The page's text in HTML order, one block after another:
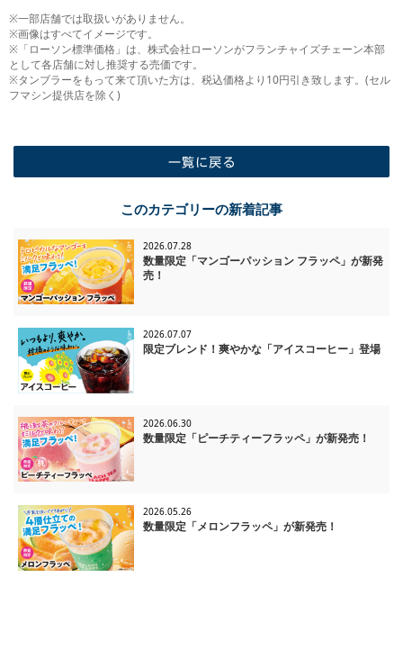
※一部店舗では取扱いがありません。
※画像はすべてイメージです。
※「ローソン標準価格」は、株式会社ローソンがフランチャイズチェーン本部
として各店舗に対し推奨する売価です。
※タンブラーをもって来て頂いた方は、税込価格より10円引き致します。(セル
フマシン提供店を除く)
このカテゴリーの新着記事
2026.07.28
数量限定「マンゴーパッション フラッペ」が新発
売！
2026.07.07
限定ブレンド！爽やかな「アイスコーヒー」登場
2026.06.30
数量限定「ピーチティーフラッペ」が新発売！
2026.05.26
数量限定「メロンフラッペ」が新発売！